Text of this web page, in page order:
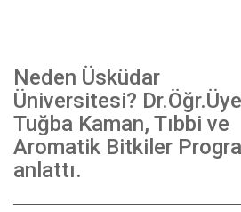
Neden Üsküdar
Üniversitesi?
Tuğba Kaman, Tıbbi ve
Aromatik Bitkiler
anlattı.